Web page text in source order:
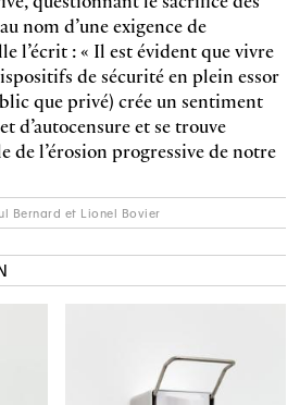
nom d’une exigence de
l’écrit : « Il est évident que vivre
de sécurité en plein essor
que privé) crée un sentiment
d’autocensure et se trouve
de l’érosion progressive de notre
Bernard et Lionel Bovier